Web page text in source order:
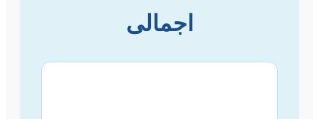
اجمالی